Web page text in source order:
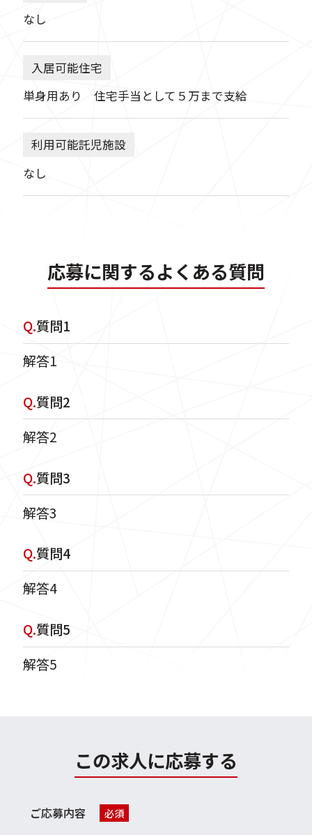
なし
入居可能住宅
単身用あり 住宅手当として５万まで支給
利用可能託児施設
なし
応募に関するよくある質問
Q.質問1
解答1
Q.質問2
解答2
Q.質問3
解答3
Q.質問4
解答4
Q.質問5
解答5
この求人に応募する
ご応募内容 必須